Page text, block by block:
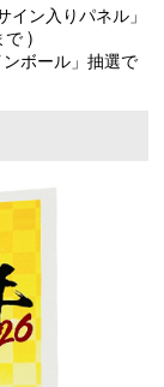
イン入りパネル」
で )
ボール」抽選で